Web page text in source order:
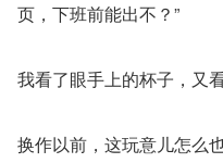
页，下班前能出不？”
我看了眼手上的杯子，又
换作以前，这玩意儿怎么